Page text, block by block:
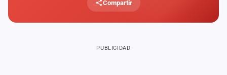
Compartir
PUBLICIDAD